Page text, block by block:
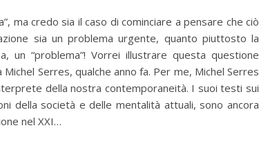
ma credo sia il caso di cominciare a pensare che ciò
sia un problema urgente, quanto piuttosto la
un “problema”! Vorrei illustrare questa questione
Serres, qualche anno fa. Per me, Michel Serres
della nostra contemporaneità. I suoi testi sui
della società e delle mentalità attuali, sono ancora
nel XXI…